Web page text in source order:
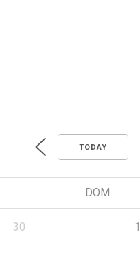
TODAY
DOM
30 1